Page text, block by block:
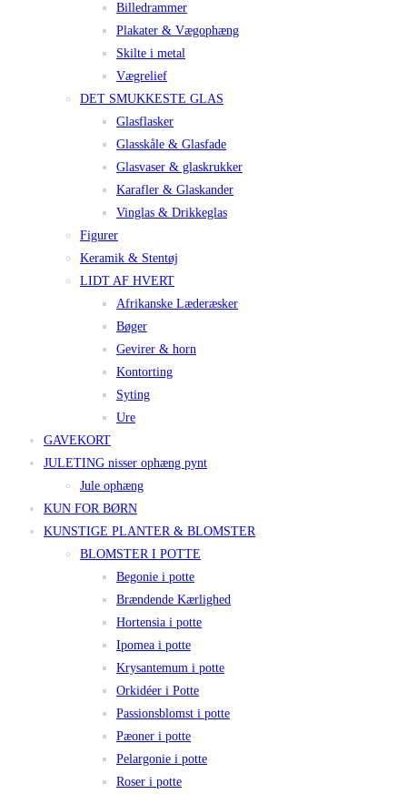
Billedrammer
Plakater & Vægophæng
Skilte i metal
Vægrelief
DET SMUKKESTE GLAS
Glasflasker
Glasskåle & Glasfade
Glasvaser & glaskrukker
Karafler & Glaskander
Vinglas & Drikkeglas
Figurer
Keramik & Stentøj
LIDT AF HVERT
Afrikanske Læderæsker
Bøger
Gevirer & horn
Kontorting
Syting
Ure
GAVEKORT
JULETING nisser ophæng pynt
Jule ophæng
KUN FOR BØRN
KUNSTIGE PLANTER & BLOMSTER
BLOMSTER I POTTE
Begonie i potte
Brændende Kærlighed
Hortensia i potte
Ipomea i potte
Krysantemum i potte
Orkidéer i Potte
Passionsblomst i potte
Pæoner i potte
Pelargonie i potte
Roser i potte